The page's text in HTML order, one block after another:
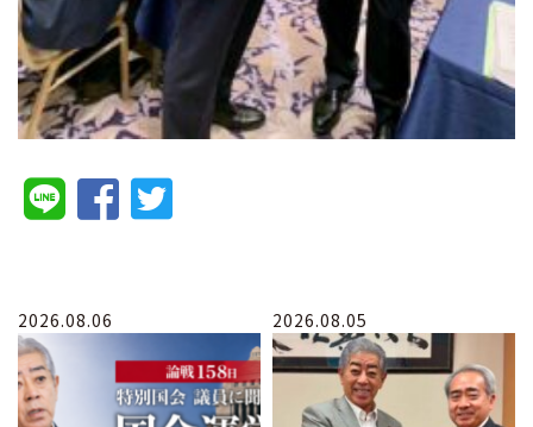
2026.08.06 2026.08.05